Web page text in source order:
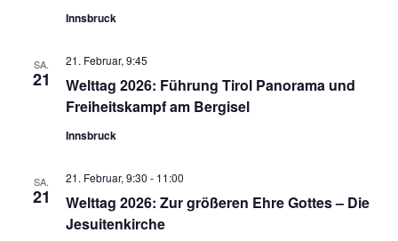
Innsbruck
SA.
21
Welttag 2026: Führung Tirol Panorama und
Freiheitskampf am Bergisel
21. Februar, 9:45
Innsbruck
SA.
21
Welttag 2026: Zur größeren Ehre Gottes – Die
Jesuitenkirche
21. Februar, 9:30 - 11:00